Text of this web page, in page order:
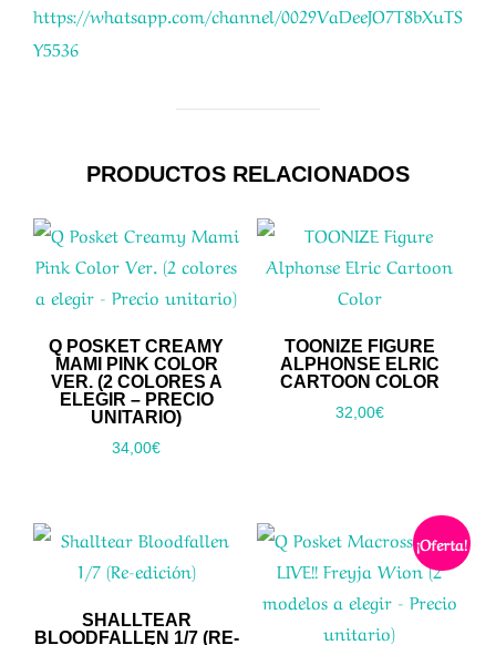
https://whatsapp.com/channel/0029VaDeeJO7T8bXuTS
Y5536
PRODUCTOS RELACIONADOS
Q POSKET CREAMY
MAMI PINK COLOR
VER. (2 COLORES A
ELEGIR – PRECIO
UNITARIO)
34,00€
TOONIZE FIGURE
ALPHONSE ELRIC
CARTOON COLOR
32,00€
SHALLTEAR
BLOODFALLEN 1/7 (RE-
¡Oferta!